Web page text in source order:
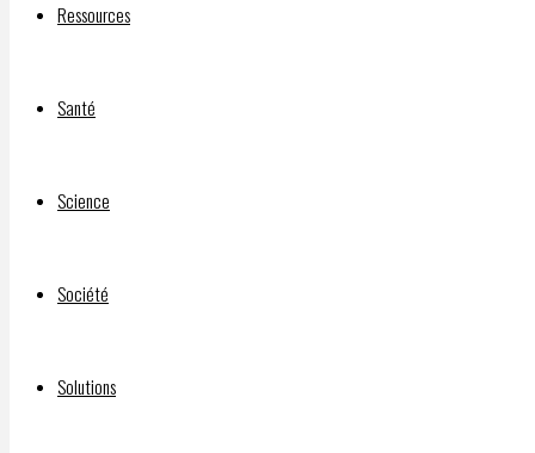
Ressources
Santé
Science
Société
Solutions